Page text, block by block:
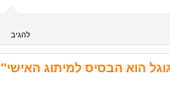
להגיב
הוא הבסיס למיתוג האישי"